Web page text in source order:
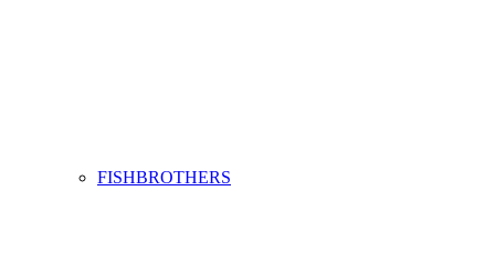
FISHBROTHERS